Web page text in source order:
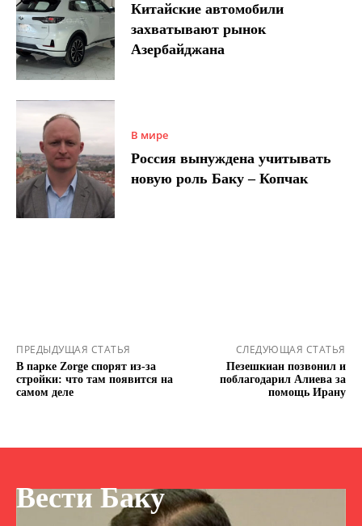
Китайские автомобили
захватывают рынок
Азербайджана
В мире
Россия вынуждена учитывать
новую роль Баку – Копчак
ПРЕДЫДУЩАЯ СТАТЬЯ
В парке Zorge спорят из-за
стройки: что там появится на
самом деле
СЛЕДУЮЩАЯ СТАТЬЯ
Пезешкиан позвонил и
поблагодарил Алиева за
помощь Ирану
Вести Баку